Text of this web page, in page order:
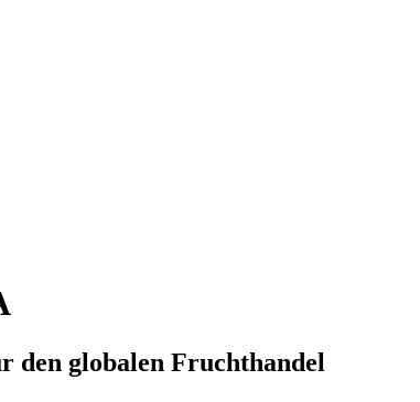
den globalen Fruchthandel